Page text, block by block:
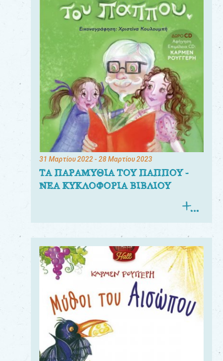
31 Μαρτίου 2022- 28 Μαρτίου 2023
ΤΑ ΠΑΡΑΜΥΘΙΑ ΤΟΥ ΠΑΠΠΟΥ -
ΝΕΑ ΚΥΚΛΟΦΟΡΙΑ ΒΙΒΛΙΟΥ